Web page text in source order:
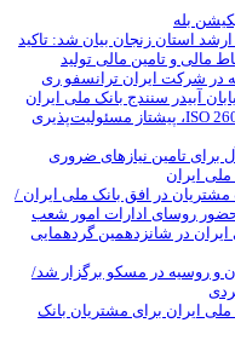
بله
استان زنجان بیان شد: تاکید
مالی و تامین مالی تولید
در شرکت ایران ترانسفو ری
آبیدر سنندج بانک ملی ایران
بانک ملی ایران با کسب گواهینامه ISO 26000، پیشتاز مسئولیت‌پذیری
برای تامین نیازهای ضروری
ملی ایران
در افق بانک ملی ایران /
حضور روسای ادارات امور شعب
در شانزدهمین گردهمایی
و روسیه در مسکو برگزار شد/
ایران برای مشتریان بانک